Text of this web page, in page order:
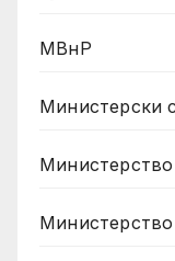
МВнР
Министерски
Министерство